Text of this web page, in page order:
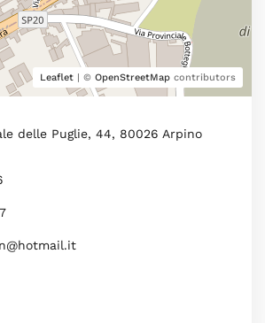
Leaflet | © OpenStreetMap contributors
delle Puglie, 44, 80026 Arpino